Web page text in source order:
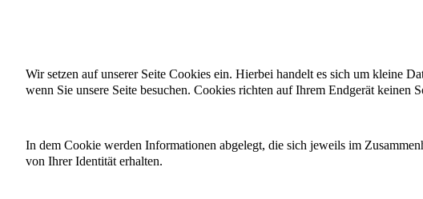
Wir setzen auf unserer Seite Cookies ein. Hierbei handelt es sich um kleine
wenn Sie unsere Seite besuchen. Cookies richten auf Ihrem Endgerät keinen
In dem Cookie werden Informationen abgelegt, die sich jeweils im
von Ihrer Identität erhalten.